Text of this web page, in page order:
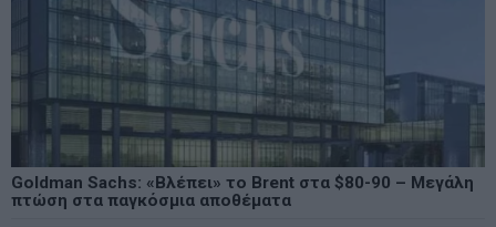
Goldman Sachs: «Βλέπει» το Brent στα $80-90 – Μεγάλη
πτώση στα παγκόσμια αποθέματα